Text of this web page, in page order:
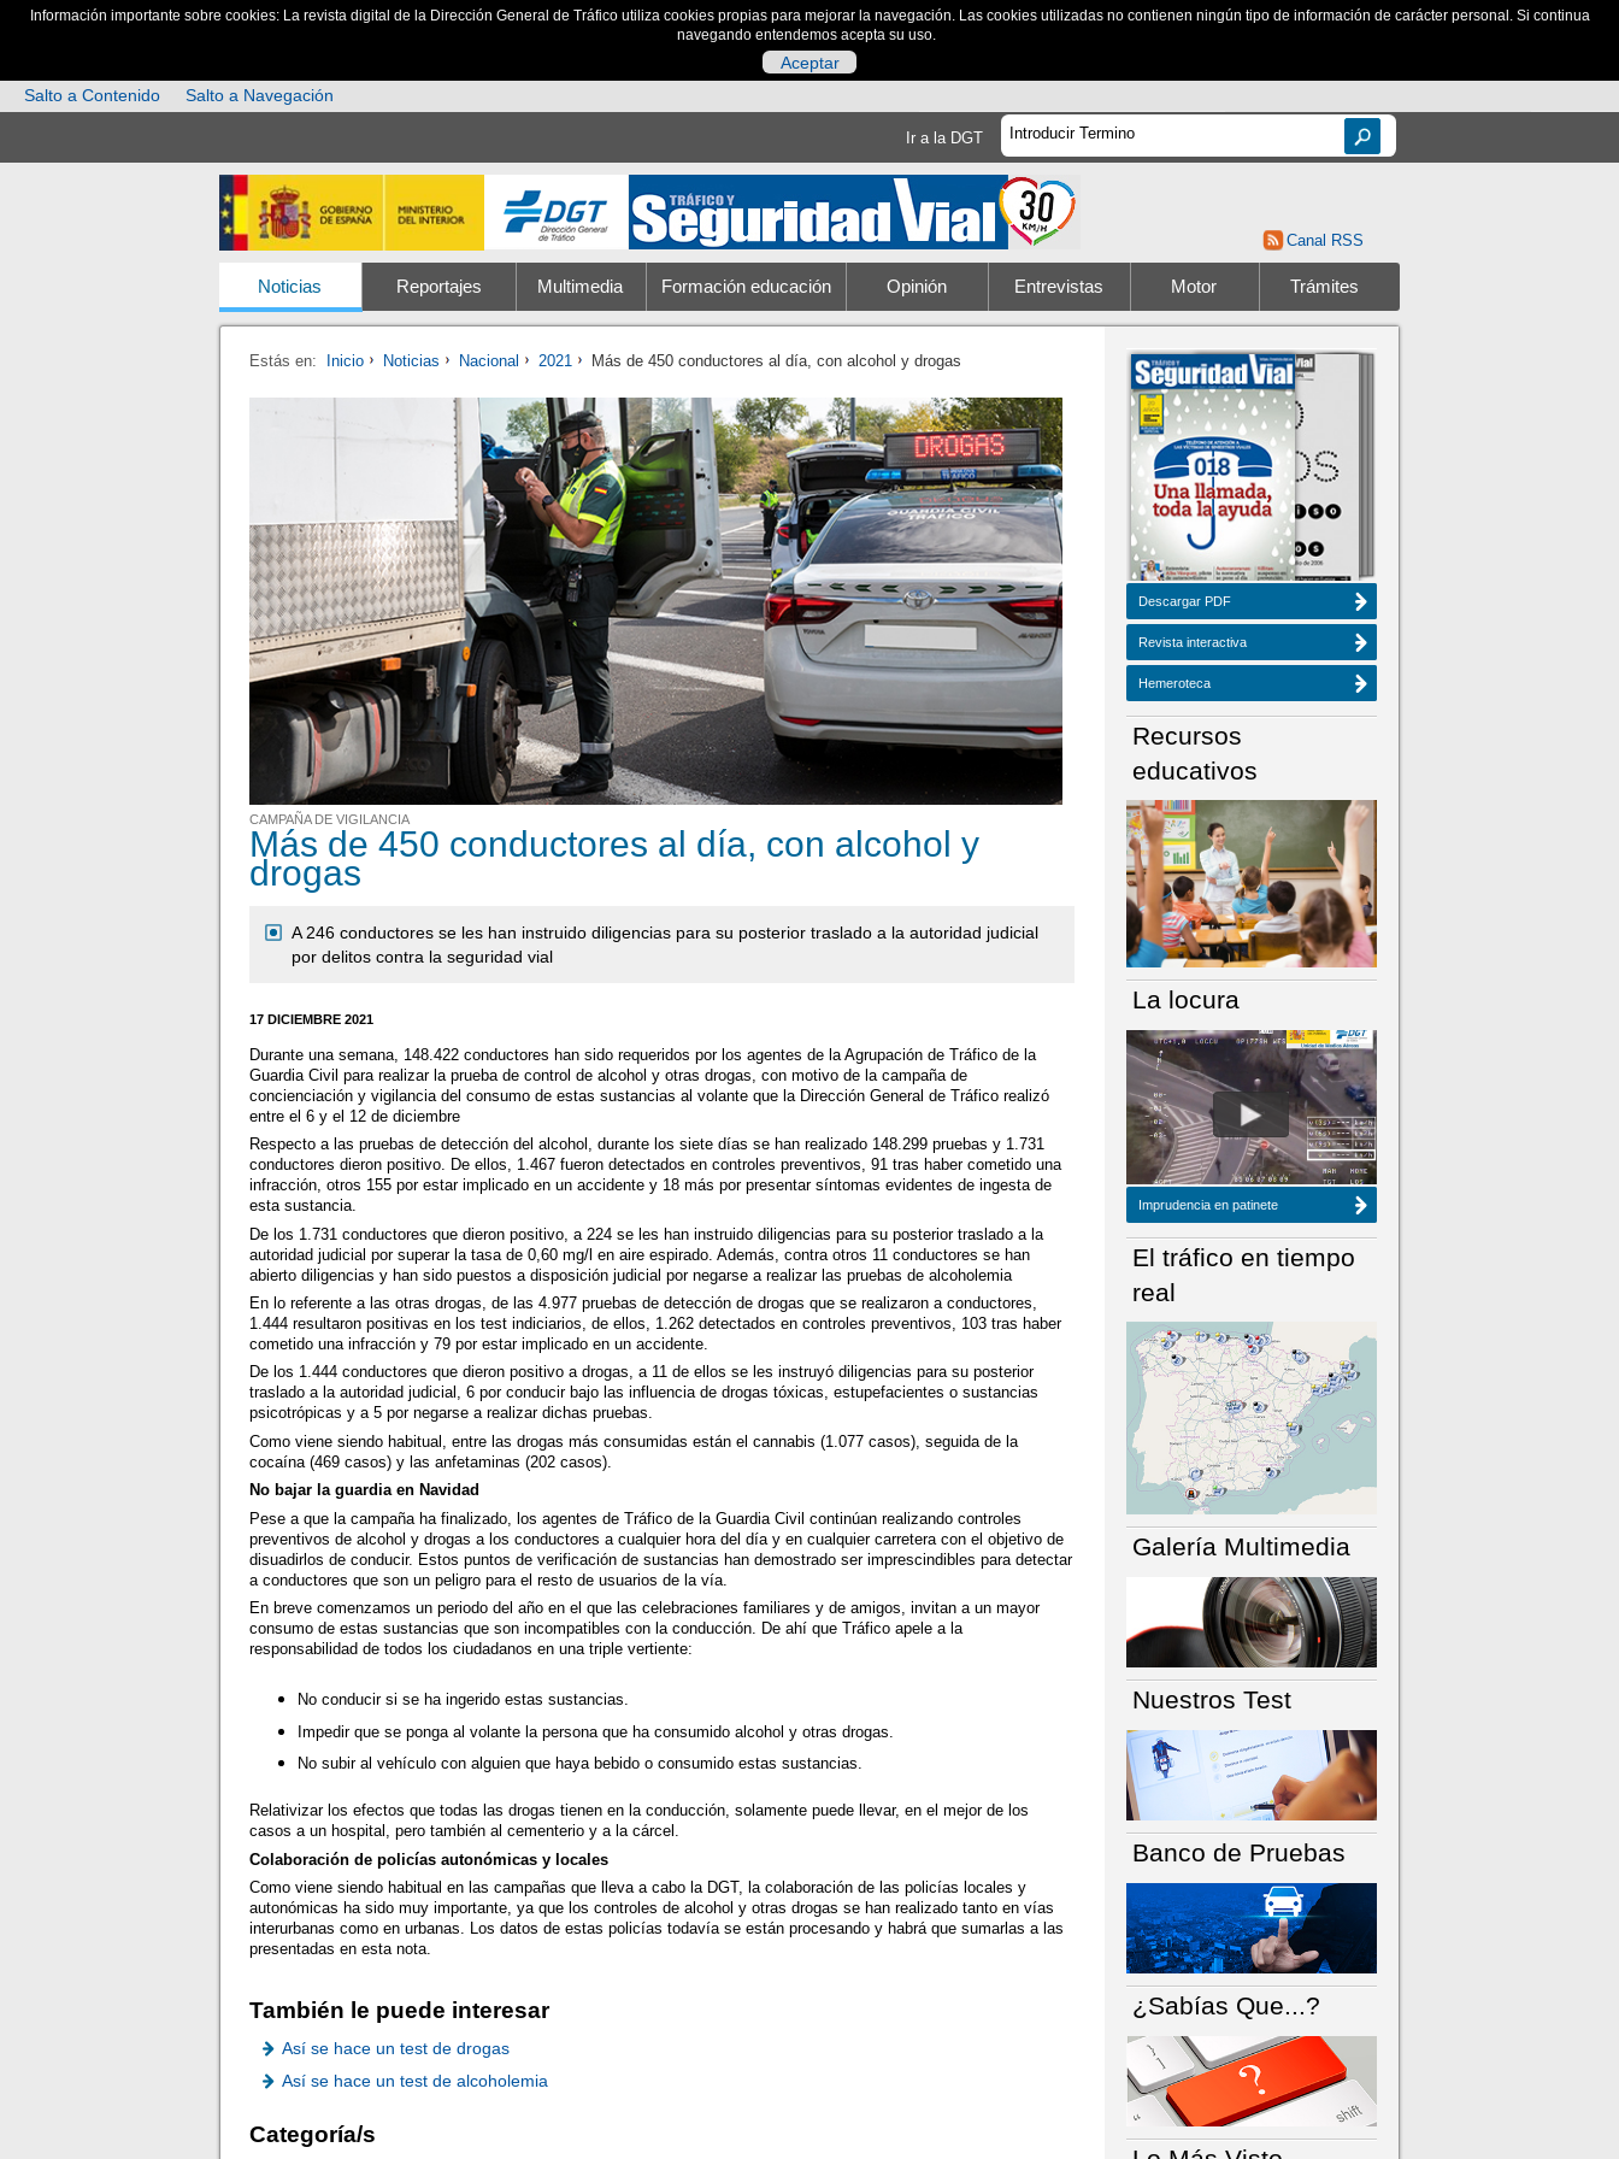
Información importante sobre cookies: La revista digital de la Dirección General de Tráfico utiliza cookies propias para mejorar la navegación. Las cookies utilizadas no contienen ningún tipo de información de carácter personal. Si continua
navegando entendemos acepta su uso.
Aceptar
Salto a Contenido
Salto a Navegación
Ir a la DGT
Canal RSS
Noticias Reportajes Multimedia Formación educación Opinión Entrevistas Motor Trámites
Estás en: Inicio Noticias Nacional 2021 Más de 450 conductores al día, con alcohol y drogas
CAMPAÑA DE VIGILANCIA
Más de 450 conductores al día, con alcohol y
drogas
A 246 conductores se les han instruido diligencias para su posterior traslado a la autoridad judicial
por delitos contra la seguridad vial
17 DICIEMBRE 2021
Durante una semana, 148.422 conductores han sido requeridos por los agentes de la Agrupación de Tráfico de la
Guardia Civil para realizar la prueba de control de alcohol y otras drogas, con motivo de la campaña de
concienciación y vigilancia del consumo de estas sustancias al volante que la Dirección General de Tráfico realizó
entre el 6 y el 12 de diciembre
Respecto a las pruebas de detección del alcohol, durante los siete días se han realizado 148.299 pruebas y 1.731
conductores dieron positivo. De ellos, 1.467 fueron detectados en controles preventivos, 91 tras haber cometido una
infracción, otros 155 por estar implicado en un accidente y 18 más por presentar síntomas evidentes de ingesta de
esta sustancia.
De los 1.731 conductores que dieron positivo, a 224 se les han instruido diligencias para su posterior traslado a la
autoridad judicial por superar la tasa de 0,60 mg/l en aire espirado. Además, contra otros 11 conductores se han
abierto diligencias y han sido puestos a disposición judicial por negarse a realizar las pruebas de alcoholemia
En lo referente a las otras drogas, de las 4.977 pruebas de detección de drogas que se realizaron a conductores,
1.444 resultaron positivas en los test indiciarios, de ellos, 1.262 detectados en controles preventivos, 103 tras haber
cometido una infracción y 79 por estar implicado en un accidente.
De los 1.444 conductores que dieron positivo a drogas, a 11 de ellos se les instruyó diligencias para su posterior
traslado a la autoridad judicial, 6 por conducir bajo las influencia de drogas tóxicas, estupefacientes o sustancias
psicotrópicas y a 5 por negarse a realizar dichas pruebas.
Como viene siendo habitual, entre las drogas más consumidas están el cannabis (1.077 casos), seguida de la
cocaína (469 casos) y las anfetaminas (202 casos).
No bajar la guardia en Navidad
Pese a que la campaña ha finalizado, los agentes de Tráfico de la Guardia Civil continúan realizando controles
preventivos de alcohol y drogas a los conductores a cualquier hora del día y en cualquier carretera con el objetivo de
disuadirlos de conducir. Estos puntos de verificación de sustancias han demostrado ser imprescindibles para detectar
a conductores que son un peligro para el resto de usuarios de la vía.
En breve comenzamos un periodo del año en el que las celebraciones familiares y de amigos, invitan a un mayor
consumo de estas sustancias que son incompatibles con la conducción. De ahí que Tráfico apele a la
responsabilidad de todos los ciudadanos en una triple vertiente:
No conducir si se ha ingerido estas sustancias.
Impedir que se ponga al volante la persona que ha consumido alcohol y otras drogas.
No subir al vehículo con alguien que haya bebido o consumido estas sustancias.
Relativizar los efectos que todas las drogas tienen en la conducción, solamente puede llevar, en el mejor de los
casos a un hospital, pero también al cementerio y a la cárcel.
Colaboración de policías autonómicas y locales
Como viene siendo habitual en las campañas que lleva a cabo la DGT, la colaboración de las policías locales y
autonómicas ha sido muy importante, ya que los controles de alcohol y otras drogas se han realizado tanto en vías
interurbanas como en urbanas. Los datos de estas policías todavía se están procesando y habrá que sumarlas a las
presentadas en esta nota.
También le puede interesar
Así se hace un test de drogas
Así se hace un test de alcoholemia
Categoría/s
NÚMERO ACTUAL HEMEROTECA
Descargar PDF
Revista interactiva
Hemeroteca
Recursos
educativos
La locura
Imprudencia en patinete
El tráfico en tiempo
real
Galería Multimedia
Nuestros Test
Banco de Pruebas
¿Sabías Que...?